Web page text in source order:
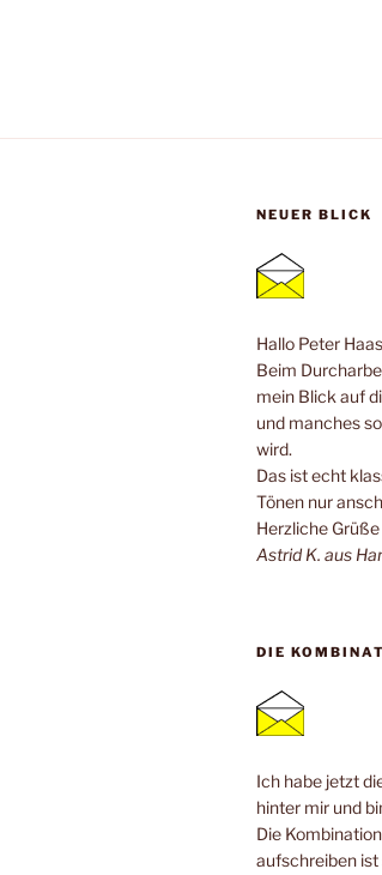
NEUER BLICK
Hallo Peter
Beim
mein Blick auf
und manches
wird.
Das ist echt
Tönen nur
Herzliche Grüße
Astrid K. aus
DIE
Ich habe jetzt
hinter mir und
Die
aufschreiben ist